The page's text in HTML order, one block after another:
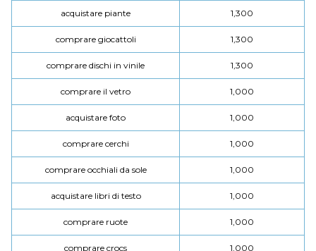
acquistare piante 1,300
comprare giocattoli 1,300
comprare dischi in vinile 1,300
comprare il vetro 1,000
acquistare foto 1,000
comprare cerchi 1,000
comprare occhiali da sole 1,000
acquistare libri di testo 1,000
comprare ruote 1,000
comprare crocs 1,000